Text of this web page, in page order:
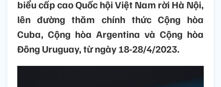
biểu cấp cao Quốc hội Việt Nam rời Hà Nội,
lên đường thăm chính thức Cộng hòa
Cuba, Cộng hòa Argentina và Cộng hòa
Đông Uruguay, từ ngày 18-28/4/2023.